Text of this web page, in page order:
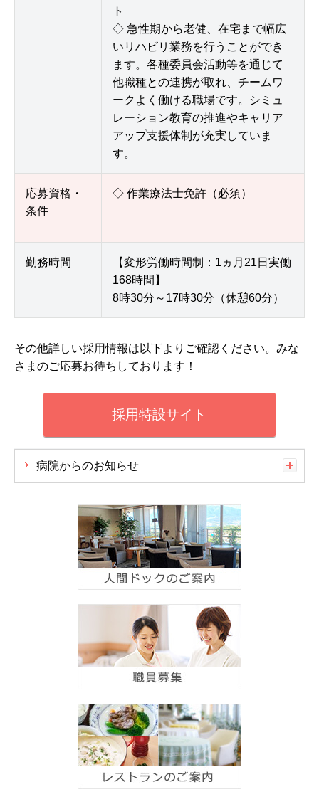
ト
◇ 急性期から老健、在宅まで幅広
いリハビリ業務を行うことができ
ます。各種委員会活動等を通じて
他職種との連携が取れ、チームワ
ークよく働ける職場です。シミュ
レーション教育の推進やキャリア
アップ支援体制が充実していま
す。
応募資格・
条件
◇ 作業療法士免許（必須）
勤務時間
【変形労働時間制：1ヵ月21日実働
168時間】
8時30分～17時30分（休憩60分）
その他詳しい採用情報は以下よりご確認ください。みな
さまのご応募お待ちしております！
採用特設サイト
病院からのお知らせ